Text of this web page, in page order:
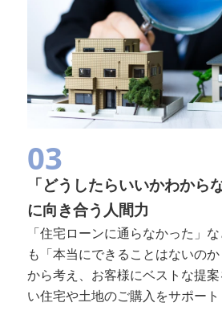
03
「どうしたらいいかわから
に向き合う人間力
「住宅ローンに通らなかった」
も「本当にできることはないの
から考え、お客様にベストな提
い住宅や土地のご購入をサポート